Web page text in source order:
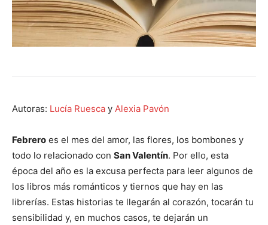
Autoras: Lucía Ruesca y Alexia Pavón
Febrero es el mes del amor, las flores, los bombones y
todo lo relacionado con San Valentín. Por ello, esta
época del año es la excusa perfecta para leer algunos de
los libros más románticos y tiernos que hay en las
librerías. Estas historias te llegarán al corazón, tocarán tu
sensibilidad y, en muchos casos, te dejarán un